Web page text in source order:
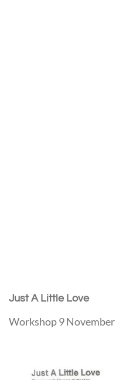
Just A Little Love
Workshop 9 November